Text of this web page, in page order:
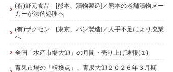
(有)野元食品 [熊本、漬物製造]／熊本の老舗漬物メー
カーが法的処理へ
(有)ザクセン [東京、パン製造]／人手不足により廃業
へ
全国「水産市場大卸」の月間・売り上げ速報(１)
青果市場の「転換点」、青果大卸２０２６年３月期